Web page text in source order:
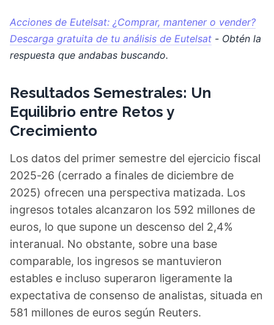
Acciones de Eutelsat: ¿Comprar, mantener o vender?
Descarga gratuita de tu análisis de Eutelsat - Obtén la
respuesta que andabas buscando.
Resultados Semestrales: Un
Equilibrio entre Retos y
Crecimiento
Los datos del primer semestre del ejercicio fiscal
2025-26 (cerrado a finales de diciembre de
2025) ofrecen una perspectiva matizada. Los
ingresos totales alcanzaron los 592 millones de
euros, lo que supone un descenso del 2,4%
interanual. No obstante, sobre una base
comparable, los ingresos se mantuvieron
estables e incluso superaron ligeramente la
expectativa de consenso de analistas, situada en
581 millones de euros según Reuters.